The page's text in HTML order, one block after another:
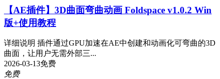
【AE插件】3D曲面弯曲动画 Foldspace v1.0.2 Win
版+使用教程
详细说明 插件通过GPU加速在AE中创建和动画化可弯曲的3D
曲面，让用户无需外部三...
2026-03-13免费
免费